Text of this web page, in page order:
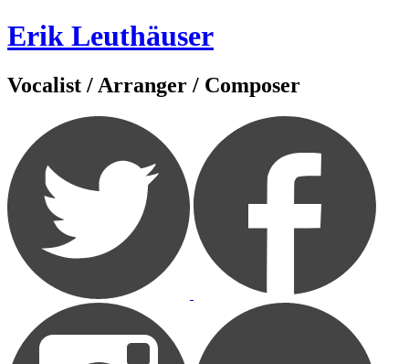
Zum
Inhalt
Erik Leuthäuser
Vocalist / Arranger / Composer